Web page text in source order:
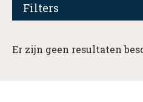
Filters
Er zijn geen resultaten